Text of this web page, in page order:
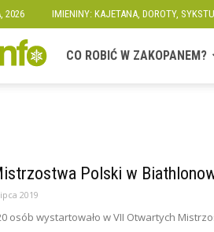
2026 IMIENINY: KAJETANA, DOROTY,
Zakopane.info
CO ROBIĆ W ZAKOPANEM?
Polski w
2019
osób wystartowało w VII Otwartych